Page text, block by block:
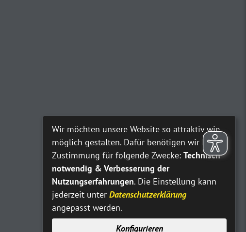
Wir möchten unsere Website so attraktiv wie
möglich gestalten. Dafür benötigen wir Ihre
Zustimmung für folgende Zwecke: Technisch
notwendig & Verbesserung der
Nutzungserfahrungen. Die Einstellung kann
jederzeit unter Datenschutzerklärung
angepasst werden.
Konfigurieren